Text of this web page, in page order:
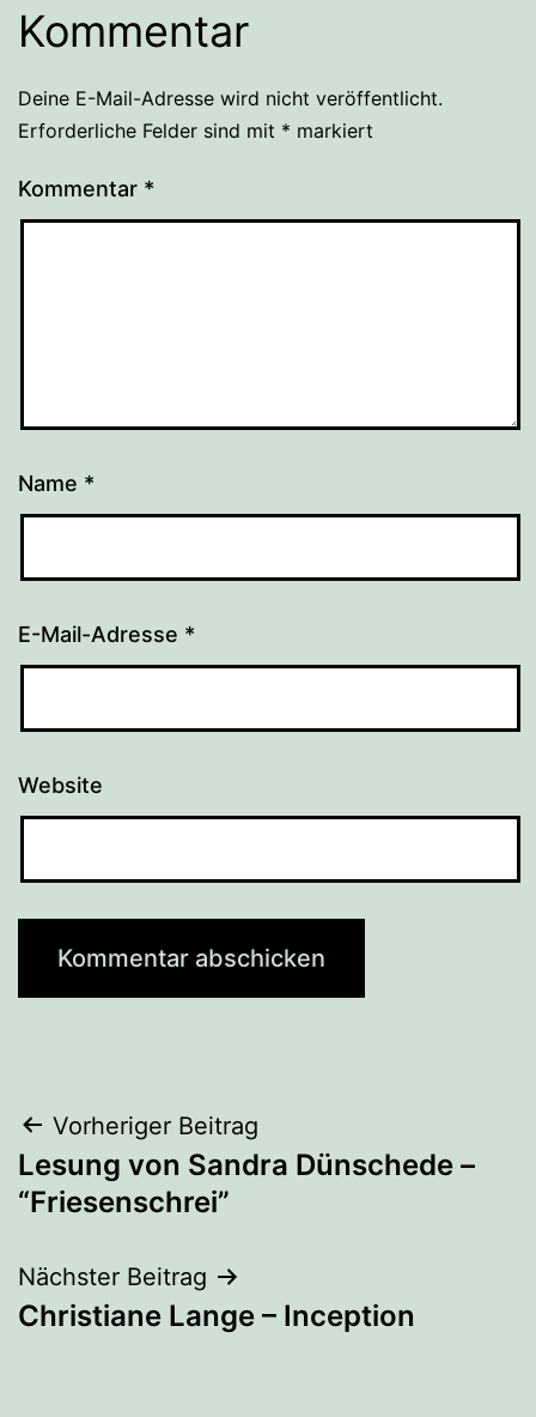
Kommentar
Deine E-Mail-Adresse wird nicht veröffentlicht.
Erforderliche Felder sind mit * markiert
Kommentar *
Name *
E-Mail-Adresse *
Website
Beitragsnavigation
Vorheriger Beitrag
Lesung von Sandra Dünschede –
“Friesenschrei”
Nächster Beitrag
Christiane Lange – Inception